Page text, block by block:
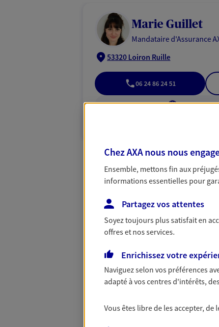
Marie Guillet
Mandataire d'Assurance
53320 Loiron Ruille
06 24 86 24 51
VOIR NOTRE
Chez AXA nous nous
Ensemble, mettons fin aux
informations essentielles pour
Partagez vos attentes
Soyez toujours plus satisfait en
offres et nos services.
Enrichissez votre
Naviguez selon vos préférences
adapté à vos centres d'intérêts,
Vous êtes libre de les accepter,